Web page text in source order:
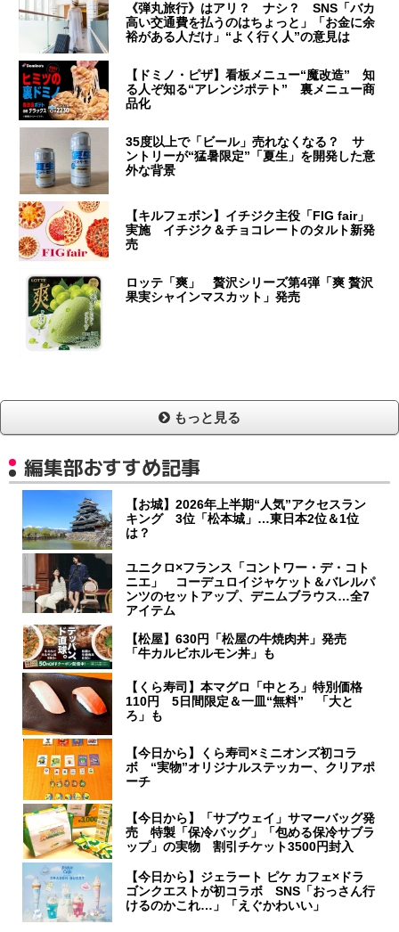
《弾丸旅行》はアリ？ ナシ？ SNS「バカ
高い交通費を払うのはちょっと」「お金に余
裕がある人だけ」“よく行く人”の意見は
【ドミノ・ピザ】看板メニュー“魔改造” 知
る人ぞ知る“アレンジポテト” 裏メニュー商
品化
35度以上で「ビール」売れなくなる？ サ
ントリーが“猛暑限定”「夏生」を開発した意
外な背景
【キルフェボン】イチジク主役「FIG fair」
実施 イチジク＆チョコレートのタルト新発
売
ロッテ「爽」 贅沢シリーズ第4弾「爽 贅沢
果実シャインマスカット」発売
もっと見る
編集部おすすめ記事
【お城】2026年上半期“人気”アクセスラン
キング 3位「松本城」…東日本2位＆1位
は？
ユニクロ×フランス「コントワー・デ・コト
ニエ」 コーデュロイジャケット＆バレルパ
ンツのセットアップ、デニムブラウス…全7
アイテム
【松屋】630円「松屋の牛焼肉丼」発売
「牛カルビホルモン丼」も
【くら寿司】本マグロ「中とろ」特別価格
110円 5日間限定＆一皿“無料” 「大と
ろ」も
【今日から】くら寿司×ミニオンズ初コラ
ボ “実物”オリジナルステッカー、クリアポ
ーチ
【今日から】「サブウェイ」サマーバッグ発
売 特製「保冷バッグ」「包める保冷サブラ
ップ」の実物 割引チケット3500円封入
【今日から】ジェラート ピケ カフェ×ドラ
ゴンクエストが初コラボ SNS「おっさん行
けるのかこれ…」「えぐかわいい」